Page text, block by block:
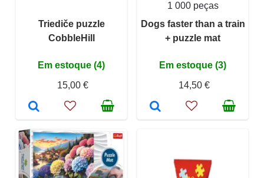
Triediče puzzle
CobbleHill
Em estoque (4)
15,00 €
1 000 peças
Dogs faster than a train
+ puzzle mat
Em estoque (3)
14,50 €